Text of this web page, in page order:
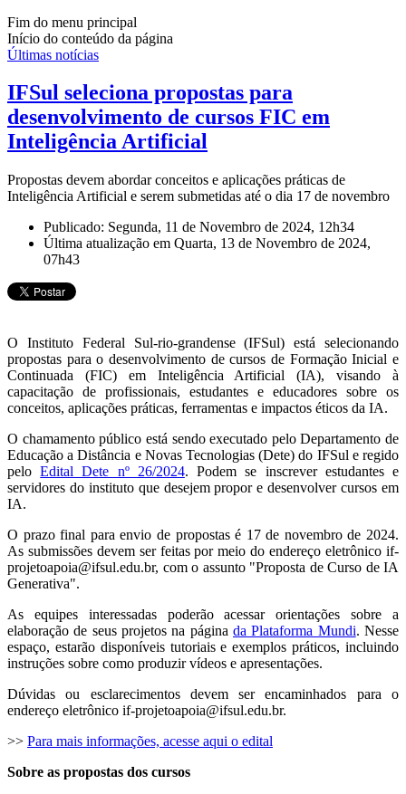
Fim do menu principal
Início do conteúdo da página
Últimas notícias
IFSul seleciona propostas para
desenvolvimento de cursos FIC em
Inteligência Artificial
Propostas devem abordar conceitos e aplicações práticas de
Inteligência Artificial e serem submetidas até o dia 17 de novembro
Publicado: Segunda, 11 de Novembro de 2024, 12h34
Última atualização em Quarta, 13 de Novembro de 2024,
07h43
O Instituto Federal Sul-rio-grandense (IFSul) está selecionando
propostas para o desenvolvimento de cursos de Formação Inicial e
Continuada (FIC) em Inteligência Artificial (IA), visando à
capacitação de profissionais, estudantes e educadores sobre os
conceitos, aplicações práticas, ferramentas e impactos éticos da IA.
O chamamento público está sendo executado pelo Departamento de
Educação a Distância e Novas Tecnologias (Dete) do IFSul e regido
peloEdital Dete nº 26/2024. Podem se inscrever estudantes e
servidores do instituto que desejem propor e desenvolver cursos em
IA.
O prazo final para envio de propostas é 17 de novembro de 2024.
As submissões devem ser feitas por meio do endereço eletrônico if-
projetoapoia@ifsul.edu.br, com o assunto "Proposta de Curso de IA
Generativa".
As equipes interessadas poderão acessar orientações sobre a
elaboração de seus projetos na página da Plataforma Mundi. Nesse
espaço, estarão disponíveis tutoriais e exemplos práticos, incluindo
instruções sobre como produzir vídeos e apresentações.
Dúvidas ou esclarecimentos devem ser encaminhados para o
endereço eletrônico if-projetoapoia@ifsul.edu.br.
>> Para mais informações, acesse aqui o edital
Sobre as propostas dos cursos